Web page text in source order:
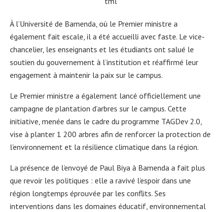
À l’Université de Bamenda, où le Premier ministre a
également fait escale, il a été accueilli avec faste. Le vice-
chancelier, les enseignants et les étudiants ont salué le
soutien du gouvernement à l’institution et réaffirmé leur
engagement à maintenir la paix sur le campus.
Le Premier ministre a également lancé officiellement une
campagne de plantation d’arbres sur le campus. Cette
initiative, menée dans le cadre du programme TAGDev 2.0,
vise à planter 1 200 arbres afin de renforcer la protection de
l’environnement et la résilience climatique dans la région.
La présence de l’envoyé de Paul Biya à Bamenda a fait plus
que revoir les politiques : elle a ravivé l’espoir dans une
région longtemps éprouvée par les conflits. Ses
interventions dans les domaines éducatif, environnemental